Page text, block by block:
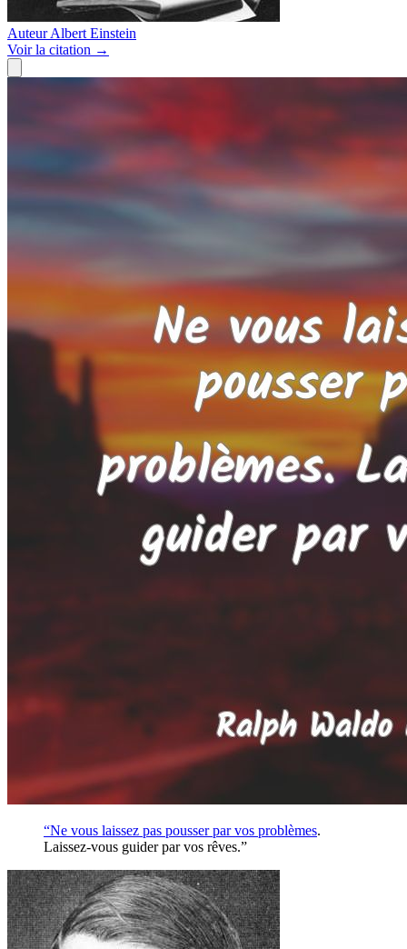
Auteur Albert Einstein
Voirla citation →
“Ne vous laissez pas pousser par vos problèmes.
Laissez-vous guider par vos rêves.”